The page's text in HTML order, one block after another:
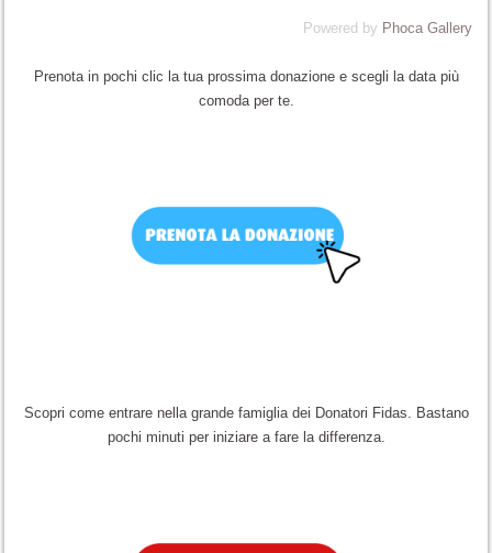
Powered by Phoca Gallery
Prenota in pochi clic la tua prossima donazione e scegli la data più
comoda per te.
Scopri come entrare nella grande famiglia dei Donatori Fidas. Bastano
pochi minuti per iniziare a fare la differenza.